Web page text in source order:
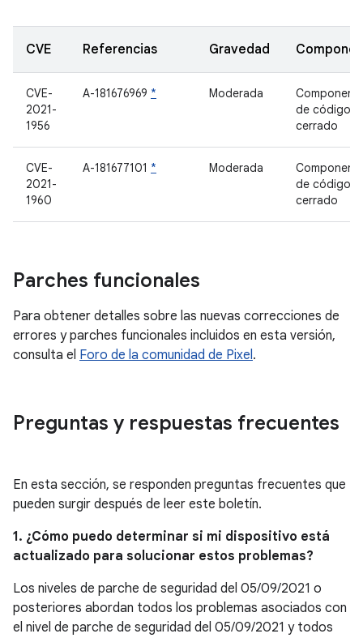
CVE Referencias Gravedad
CVE-
2021-
1956
A-181676969 * Moderada
de código
cerrado
CVE-
2021-
1960
A-181677101 * Moderada
de código
cerrado
Parches funcionales
Para obtener detalles sobre las nuevas correcciones de
errores y parches funcionales incluidos en esta versión,
consulta el Foro de la comunidad de Pixel.
Preguntas y respuestas frecuentes
En esta sección, se responden preguntas frecuentes que
pueden surgir después de leer este boletín.
1. ¿Cómo puedo determinar si mi dispositivo está
actualizado para solucionar estos problemas?
Los niveles de parche de seguridad del 05/09/2021 o
posteriores abordan todos los problemas asociados con
el nivel de parche de seguridad del 05/09/2021 y todos